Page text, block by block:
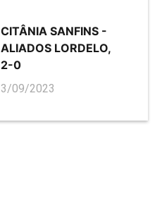
CITÂNIA SANFINS -
ALIADOS LORDELO,
2-0
3/09/2023